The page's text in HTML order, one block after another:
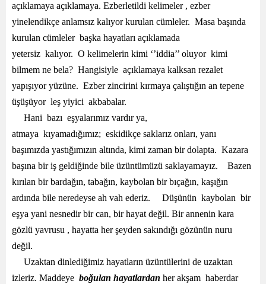
açıklamaya açıklamaya. Ezberletildi kelimeler , ezber
yinelendikçe anlamsız kalıyor kurulan cümleler. Masa başında
kurulan cümleler başka hayatları açıklamada
yetersiz kalıyor. O kelimelerin kimi ‘’iddia’’ oluyor kimi
bilmem ne bela? Hangisiyle açıklamaya kalksan rezalet
yapışıyor yüzüne. Ezber zincirini kırmaya çalıştığın an tepene
üşüşüyor leş yiyici akbabalar.
Hani bazı eşyalarımız vardır ya,
atmaya kıyamadığımız; eskidikçe saklarız onları, yanı
başımızda yastığımızın altında, kimi zaman bir dolapta. Kazara
başına bir iş geldiğinde bile üzüntümüzü saklayamayız. Bazen
kırılan bir bardağın, tabağın, kaybolan bir bıçağın, kaşığın
ardında bile neredeyse ah vah ederiz. Düşünün kaybolan bir
eşya yani nesnedir bir can, bir hayat değil. Bir annenin kara
gözlü yavrusu , hayatta her şeyden sakındığı gözünün nuru
değil.
Uzaktan dinlediğimiz hayatların üzüntülerini de uzaktan
izleriz. Maddeye boğulan hayatlardan her akşam haberdar